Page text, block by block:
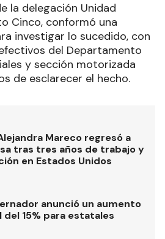
la delegación Unidad
Cinco, conformó una
investigar lo sucedido, con
del Departamento
y sección motorizada
de esclarecer el hecho.
Mareco regresó a
tras tres años de trabajo y
en Estados Unidos
anunció un aumento
del 15% para estatales